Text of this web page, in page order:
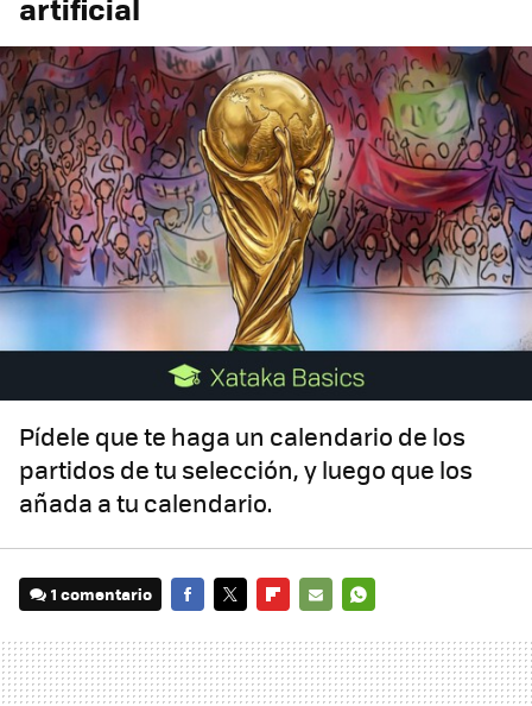
Pídele que te haga un calendario de los
partidos de tu selección, y luego que los
añada a tu calendario.
1 comentario
MAIL